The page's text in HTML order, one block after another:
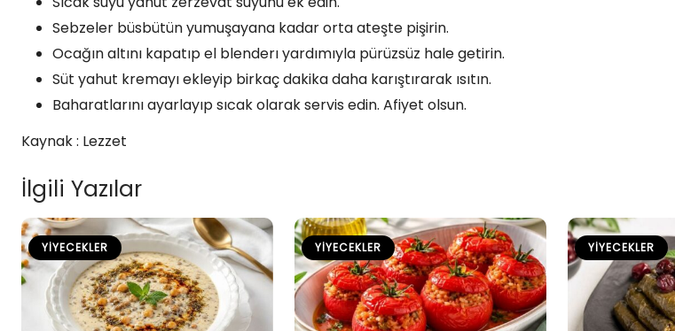
Sebzeler büsbütün yumuşayana kadar orta ateşte pişirin.
Ocağın altını kapatıp el blenderı yardımıyla pürüzsüz hale getirin.
Süt yahut kremayı ekleyip birkaç dakika daha karıştırarak ısıtın.
Baharatlarını ayarlayıp sıcak olarak servis edin. Afiyet olsun.
Kaynak : Lezzet
İlgili Yazılar
YIYECEKLER YIYECEKLER YIYECEKLER